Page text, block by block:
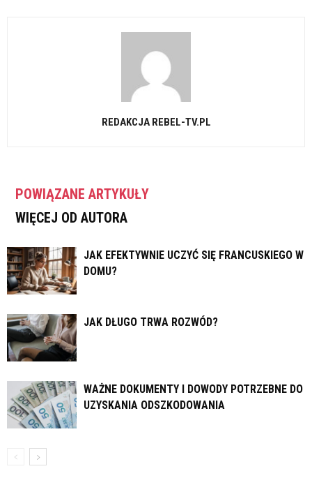
REDAKCJA REBEL-TV.PL
POWIĄZANE ARTYKUŁY
WIĘCEJ OD AUTORA
JAK EFEKTYWNIE UCZYĆ SIĘ FRANCUSKIEGO W
DOMU?
JAK DŁUGO TRWA ROZWÓD?
WAŻNE DOKUMENTY I DOWODY POTRZEBNE DO
UZYSKANIA ODSZKODOWANIA